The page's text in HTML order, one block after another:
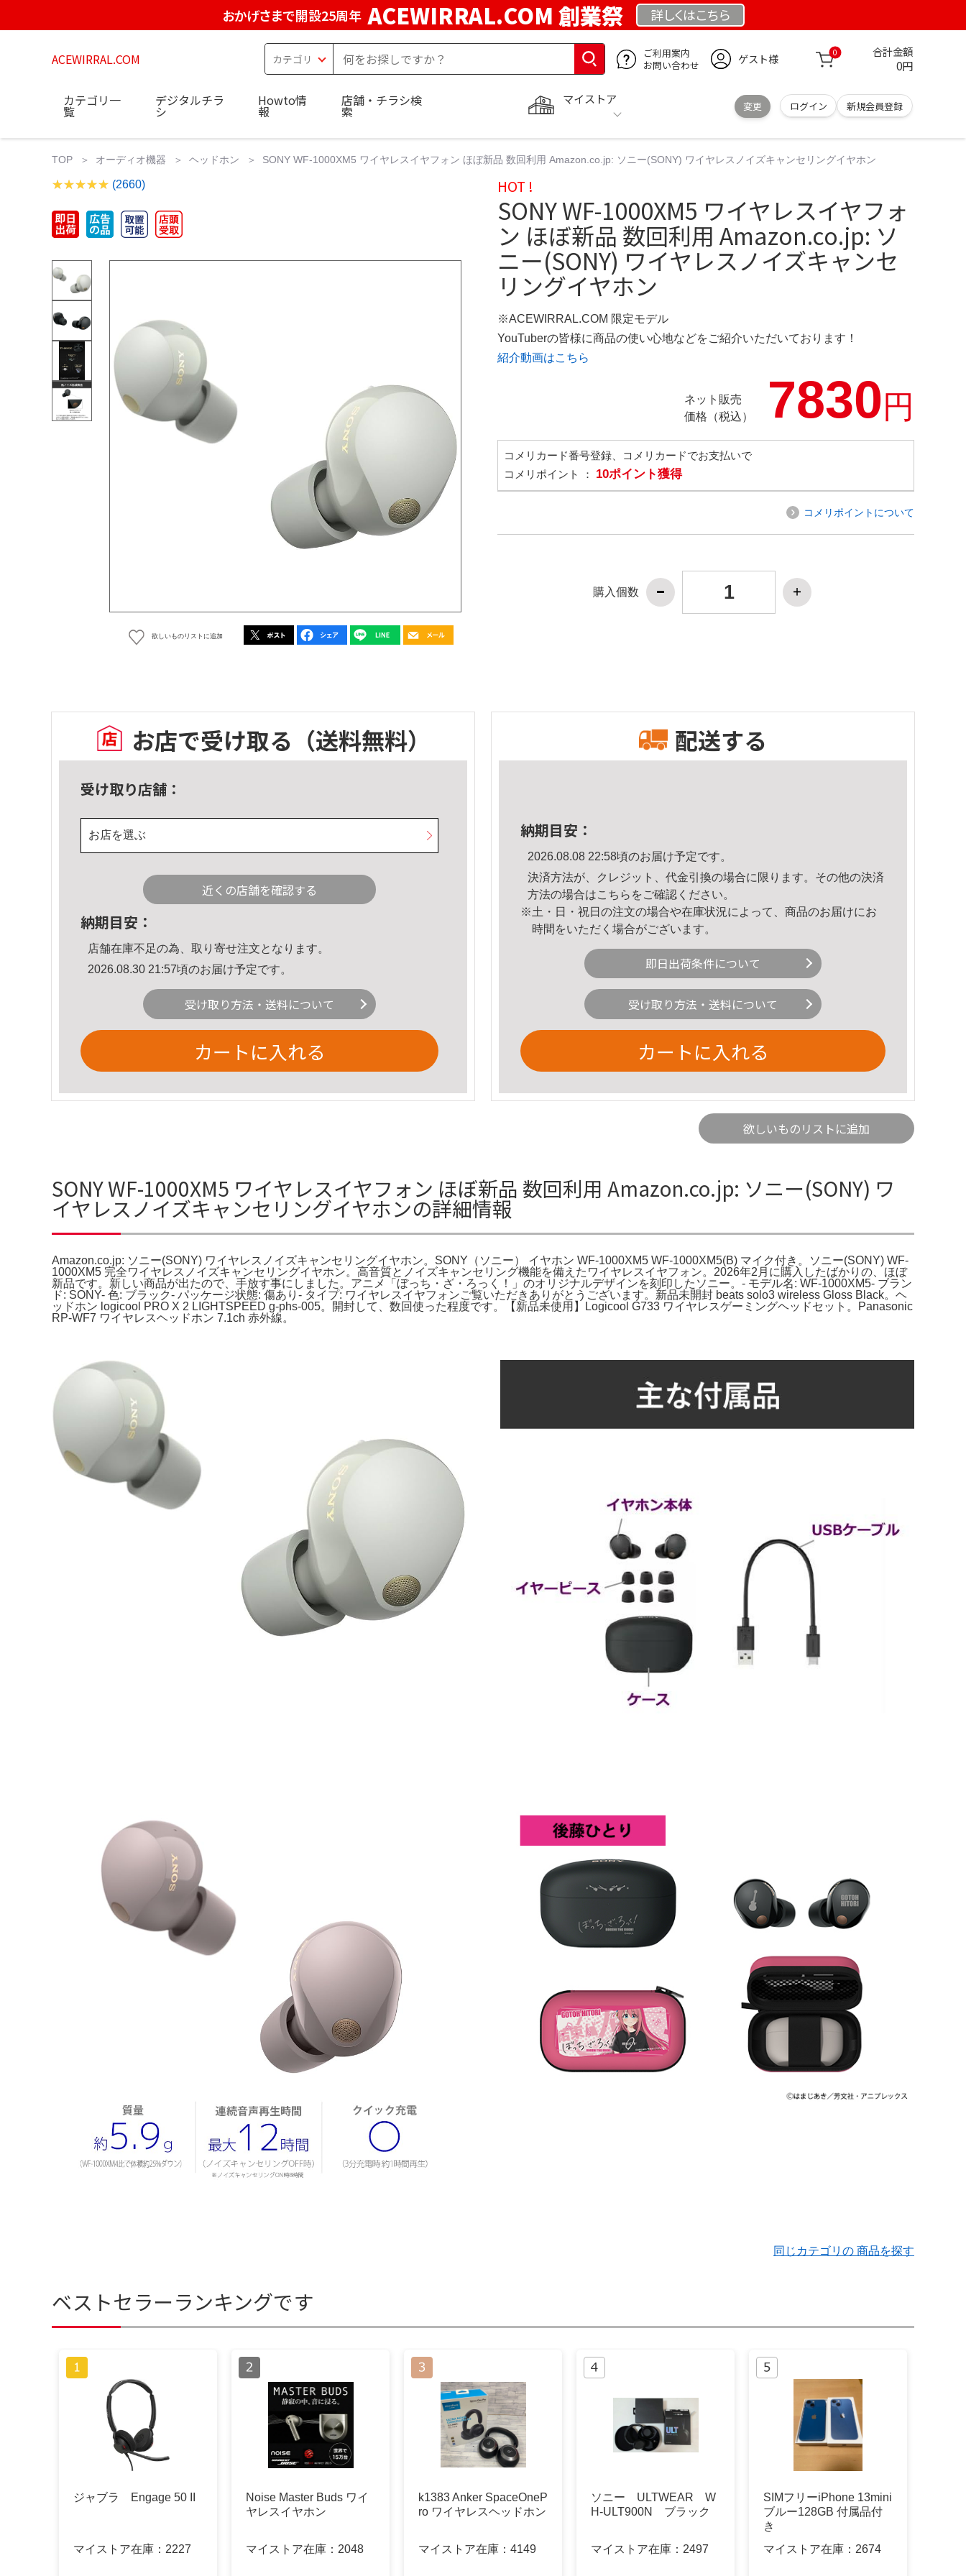
おかげさまで開設25周年 ACEWIRRAL.COM 創業祭 詳しくはこちら
ACEWIRRAL.COM
ご利用案内
お問い合わせ
ゲスト様 0 合計金額
0円
マイストア
変更 ログイン 新規会員登録
カテゴリ一
覧
デジタルチラ
シ
Howto情
報
店舗・チラシ検
索
TOP オーディオ機器 ヘッドホン SONY WF-1000XM5 ワイヤレスイヤフォン ほぼ新品 数回利用 Amazon.co.jp: ソニー(SONY) ワイヤレスノイズキャンセリングイヤホン
(2660)
欲しいものリストに追加
HOT !
SONY WF-1000XM5 ワイヤレスイヤフォ
ン ほぼ新品 数回利用 Amazon.co.jp: ソ
ニー(SONY) ワイヤレスノイズキャンセ
リングイヤホン
※ACEWIRRAL.COM 限定モデル
YouTuberの皆様に商品の使い心地などをご紹介いただいております！
紹介動画はこちら
ネット販売
価格（税込）
7830円
コメリカード番号登録、コメリカードでお支払いで
コメリポイント ： 10ポイント獲得
コメリポイントについて
購入個数
お店で受け取る （送料無料）
受け取り店舗：
お店を選ぶ
近くの店舗を確認する
納期目安：
店舗在庫不足の為、取り寄せ注文となります。
2026.08.30 21:57頃のお届け予定です。
受け取り方法・送料について
カートに入れる
配送する
納期目安：
2026.08.08 22:58頃のお届け予定です。
決済方法が、クレジット、代金引換の場合に限ります。その他の決済
方法の場合はこちら をご確認ください。
※土・日・祝日の注文の場合や在庫状況によって、商品のお届けにお
時間をいただく場合がございます。
即日出荷条件について
受け取り方法・送料について
カートに入れる
欲しいものリストに追加
SONY WF-1000XM5 ワイヤレスイヤフォン ほぼ新品 数回利用 Amazon.co.jp: ソニー(SONY) ワ
イヤレスノイズキャンセリングイヤホンの詳細情報
Amazon.co.jp: ソニー(SONY) ワイヤレスノイズキャンセリングイヤホン。SONY（ソニー） イヤホン WF-1000XM5 WF-1000XM5(B) マイク付き。ソニー(SONY) WF-
1000XM5 完全ワイヤレスノイズキャンセリングイヤホン。高音質とノイズキャンセリング機能を備えたワイヤレスイヤフォン。2026年2月に購入したばかりの、ほぼ
新品です。新しい商品が出たので、手放す事にしました。アニメ「ぼっち・ざ・ろっく！」のオリジナルデザインを刻印したソニー。- モデル名: WF-1000XM5- ブラン
ド: SONY- 色: ブラック- パッケージ状態: 傷あり- タイプ: ワイヤレスイヤフォンご覧いただきありがとうございます。新品未開封 beats solo3 wireless Gloss Black。ヘ
ッドホン logicool PRO X 2 LIGHTSPEED g-phs-005。開封して、数回使った程度です。【新品未使用】Logicool G733 ワイヤレスゲーミングヘッドセット。Panasonic
RP-WF7 ワイヤレスヘッドホン 7.1ch 赤外線。
同じカテゴリの 商品を探す
ベストセラーランキングです
ジャブラ Engage 50 II
マイストア在庫： 2227
Noise Master Buds ワイ
ヤレスイヤホン
マイストア在庫： 2048
k1383 Anker SpaceOneP
ro ワイヤレスヘッドホン
マイストア在庫： 4149
ソニー ULTWEAR W
H-ULT900N ブラック
マイストア在庫： 2497
SIMフリーiPhone 13mini
ブルー128GB 付属品付
き
マイストア在庫： 2674